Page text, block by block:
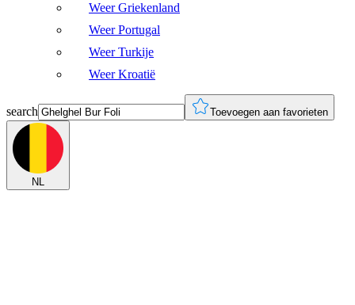
Weer Griekenland
Weer Portugal
Weer Turkije
Weer Kroatië
search Toevoegen aan favorieten
NL